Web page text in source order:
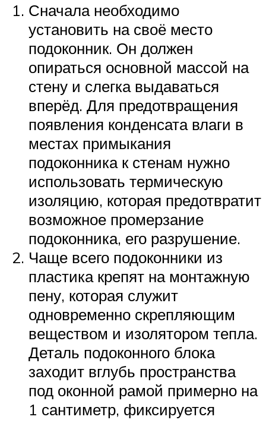
Сначала необходимо
установить на своё место
подоконник. Он должен
опираться основной массой на
стену и слегка выдаваться
вперёд. Для предотвращения
появления конденсата влаги в
местах примыкания
подоконника к стенам нужно
использовать термическую
изоляцию, которая предотвратит
возможное промерзание
подоконника, его разрушение.
Чаще всего подоконники из
пластика крепят на монтажную
пену, которая служит
одновременно скрепляющим
веществом и изолятором тепла.
Деталь подоконного блока
заходит вглубь пространства
под оконной рамой примерно на
1 сантиметр, фиксируется